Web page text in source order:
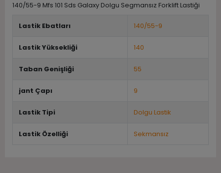
140/55-9 Mfs 101 Sds Galaxy Dolgu Segmansız Forklift Lastiği
Lastik Ebatları 140/55-9
Lastik Yüksekliği 140
Taban Genişliği 55
jant Çapı 9
Lastik Tipi Dolgu Lastik
Lastik Özelliği Sekmansız